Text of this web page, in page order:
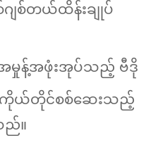
ဂျစ်တယ်ထိန်းချုပ်
အမှုန့်အဖုံးအုပ်သည့် ဗီဒို
ကိုယ်တိုင်စစ်ဆေးသည့်
ည်။